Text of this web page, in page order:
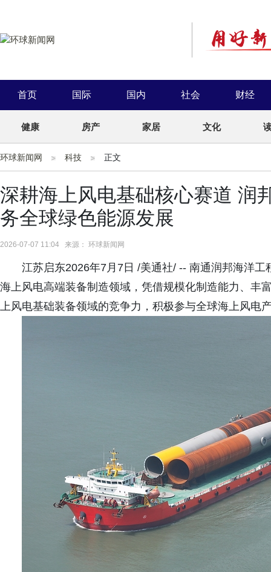
首页 国际 国内 社会 财经
健康 房产 家居 文化
环球新闻网 科技 正文
深耕海上风电基础核心赛道 润
务全球绿色能源发展
2026-07-07 11:04 来源： 环球新闻网
江苏启东2026年7月7日 /美通社/ -- 南通润邦海洋
海上风电高端装备制造领域，凭借规模化制造能力、丰
上风电基础装备领域的竞争力，积极参与全球海上风电